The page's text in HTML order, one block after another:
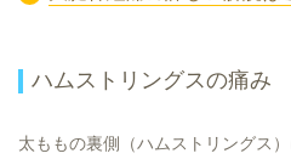
ハムストリングスの痛み
太ももの裏側（ハムストリングス